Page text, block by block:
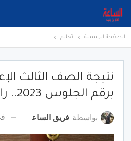
الصفحة الرئيسية تعليم
نتيجة الصف الثالث
برقم الجلوس 2023.. رابط
بواسطة فريق الساعة برس